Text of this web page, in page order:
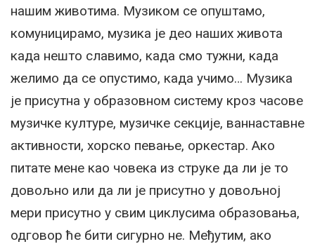
нашим животима. Музиком се опуштамо,
комуницирамо, музика је део наших живота
када нешто славимо, када смо тужни, када
желимо да се опустимо, када учимо… Музика
је присутна у образовном систему кроз часове
музичке културе, музичке секције, ваннаставне
активности, хорско певање, оркестар. Ако
питате мене као човека из струке да ли је то
довољно или да ли је присутно у довољној
мери присутно у свим циклусима образовања,
одговор ће бити сигурно не. Међутим, ако